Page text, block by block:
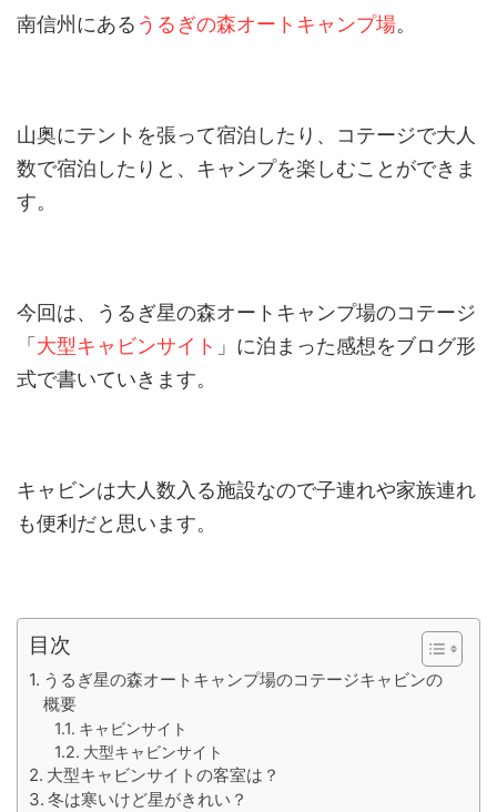
南信州にある うるぎの森オートキャンプ場。
山奥にテントを張って宿泊したり、コテージで大人
数で宿泊したりと、キャンプを楽しむことができま
す。
今回は、うるぎ星の森オートキャンプ場のコテージ
「 大型キャビンサイト 」に泊まった感想をブログ形
式で書いていきます。
キャビンは大人数入る施設なので子連れや家族連れ
も便利だと思います。
目次
うるぎ星の森オートキャンプ場のコテージキャビンの
概要
キャビンサイト
大型キャビンサイト
大型キャビンサイトの客室は？
冬は寒いけど星がきれい？